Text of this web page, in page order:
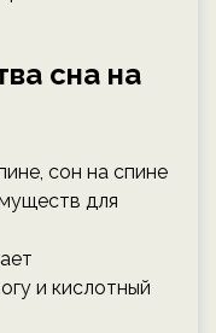
сна на
сон на спине
для
и кислотный